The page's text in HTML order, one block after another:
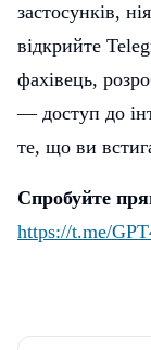
застосунків,
відкрийте
фахівець,
— доступ до
те, що ви
Спробуйте
https://t.me/